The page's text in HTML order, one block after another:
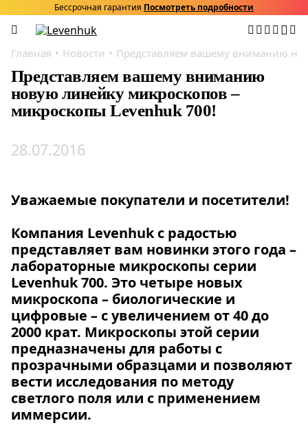
Бессрочная гарантия Посмотреть подробности
Главная Новости Представляем вашему вниманию
Представляем вашему вниманию
новую линейку микроскопов –
микроскопы Levenhuk 700!
28.07.2016
Уважаемые покупатели и посетители!
Компания Levenhuk с радостью
представляет вам новинки этого года –
лабораторные микроскопы серии
Levenhuk 700. Это четыре новых
микроскопа – биологические и
цифровые – с увеличением от 40 до
2000 крат. Микроскопы этой серии
предназначены для работы с
прозрачными образцами и позволяют
вести исследования по методу
светлого поля или с применением
иммерсии.